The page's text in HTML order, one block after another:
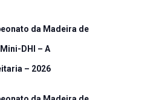
da Madeira de
Mini-DHI – A
– 2026